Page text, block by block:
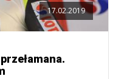
17.02.2019